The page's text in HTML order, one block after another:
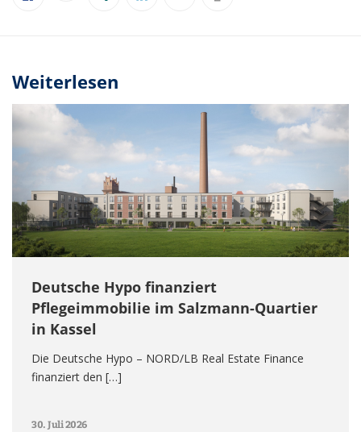
Weiterlesen
Deutsche Hypo finanziert
Pflegeimmobilie im Salzmann-Quartier
in Kassel
Die Deutsche Hypo – NORD/LB Real Estate Finance
finanziert den […]
30. Juli 2026